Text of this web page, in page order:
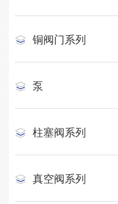
铜阀门系列
泵
柱塞阀系列
真空阀系列